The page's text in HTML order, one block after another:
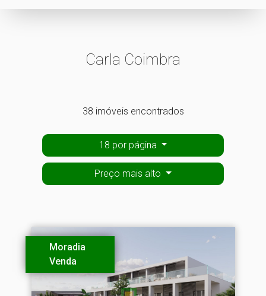
Carla Coimbra
38 imóveis encontrados
18 por página
Preço mais alto
Moradia
Venda